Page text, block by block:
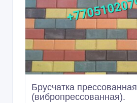
Брусчатка прессованная
(вибропрессованная).